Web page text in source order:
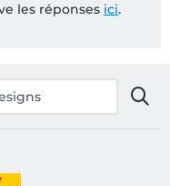
les réponses ici.